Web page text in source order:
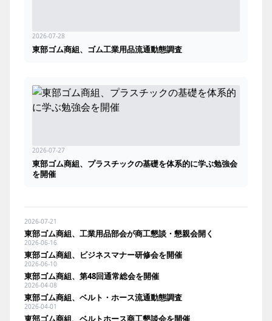
2026-07-28
東部ゴム商組、ゴム工業用品流通動態調査
2026-07-27
東部ゴム商組、プラスチックの基礎を体系的に学ぶ勉強会
を開催
2026-07-21
東部ゴム商組、工業用品部会が商工懇談・懇親会開く
2026-06-16
東部ゴム商組、ビジネスマナー研修会を開催
2026-06-10
東部ゴム商組、第48回通常総会を開催
2026-04-08
東部ゴム商組、ベルト・ホース流通動態調査
2026-04-01
東部ゴム商組、ベルトホース商工懇談会を開催